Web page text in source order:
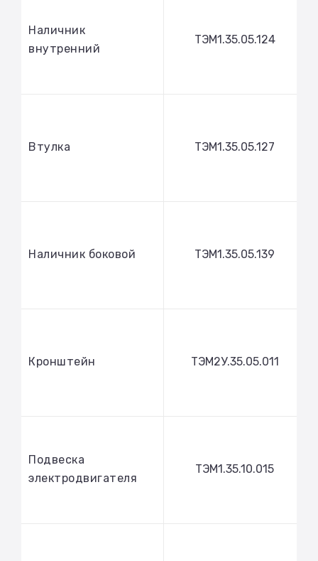
Наличник
внутренний
ТЭМ1.35.05.124
Втулка ТЭМ1.35.05.127
Наличник боковой ТЭМ1.35.05.139
Кронштейн ТЭМ2У.35.05.011
Подвеска
электродвигателя
ТЭМ1.35.10.015